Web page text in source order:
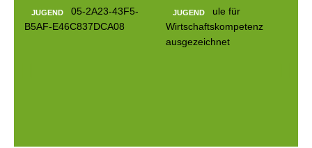
JUGEND JUGEND